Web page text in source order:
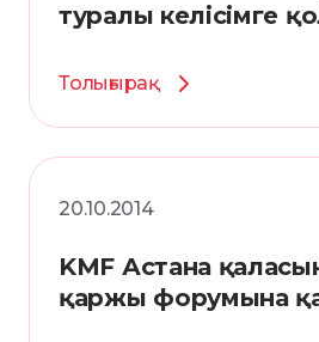
туралы келісімге
Толығырақ
20.10.2014
KMF Астана
қаржы форумына